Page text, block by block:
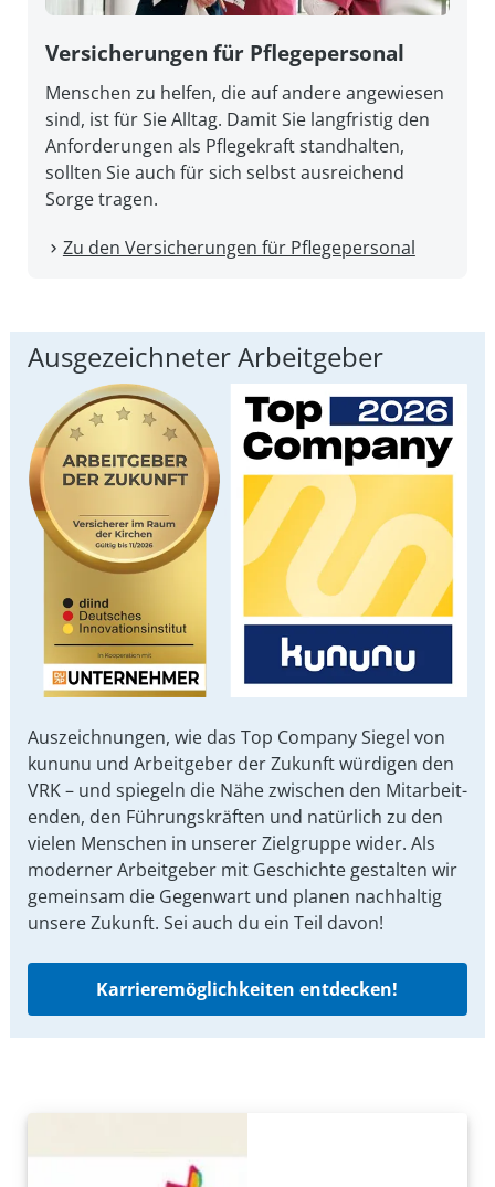
Versicherungen für Pflegepersonal
Menschen zu helfen, die auf andere angewiesen
sind, ist für Sie Alltag. Damit Sie lang­fristig den
An­forderungen als Pflege­kraft stand­halten,
sollten Sie auch für sich selbst aus­reichend
Sorge tragen.
Zu den Versicherungen für Pflegepersonal
Ausgezeichneter Arbeitgeber
Auszeichnungen, wie das Top Company Siegel von
kununu und Arbeit­geber der Zukunft würdigen den
VRK – und spiegeln die Nähe zwischen den Mit­arbeit­
enden, den Führungs­kräften und natürlich zu den
vielen Menschen in unserer Ziel­gruppe wider. Als
moderner Arbeit­geber mit Ge­schichte gestalten wir
ge­mein­sam die Gegen­wart und planen nach­haltig
unsere Zu­kunft. Sei auch du ein Teil davon!
Karrieremöglichkeiten entdecken!